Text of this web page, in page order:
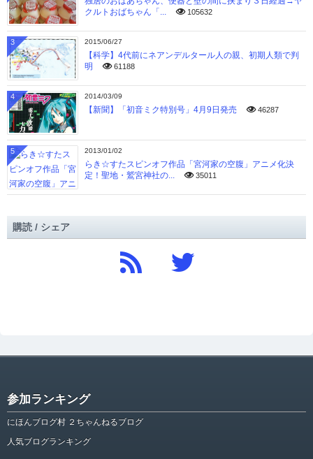
クルトおばちゃん「...
105632
2015/06/27
【科学】4代前にネアンデルタール人の親、初期人類で判
明
61188
3
2014/03/09
【新聞】「初音ミク特別号」4月9日発売 46287
4
2013/01/02
らき☆すたスピンオフ作品「宮河家の空腹」アニメ化決
定！聖地・鷲宮神社の...
35011
5
購読 / シェア
参加ランキング
にほんブログ村 ２ちゃんねるブログ
人気ブログランキング